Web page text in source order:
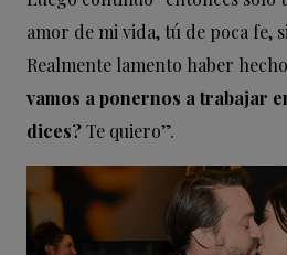
amor de mi vida, tú de poca fe,
Realmente lamento haber
vamos a ponernos a trabajar
dices?Te quiero”.